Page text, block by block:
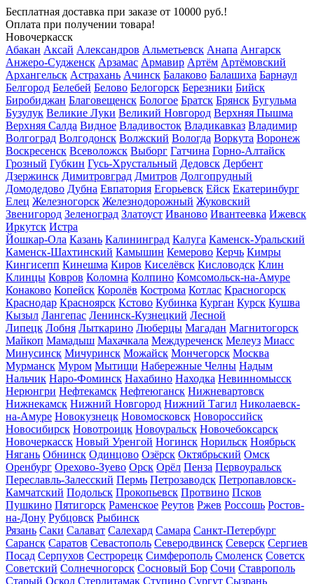
Бесплатная доставка при заказе от 10000 руб.!
Оплата при получении товара!
Новочеркасск
Абакан Аксай Александров Альметьевск Анапа Ангарск
Анжеро-Судженск Арзамас Армавир Артём Артёмовский
Архангельск Астрахань Ачинск Балаково Балашиха Барнаул
Белгород Белебей Белово Белогорск Березники Бийск
Биробиджан Благовещенск Бологое Братск Брянск Бугульма
Бузулук Великие Луки Великий Новгород Верхняя Пышма
Верхняя Салда Видное Владивосток Владикавказ Владимир
Волгоград Волгодонск Волжский Вологда Воркута Воронеж
Воскресенск Всеволожск Выборг Гатчина Горно-Алтайск
Грозный Губкин Гусь-Хрустальный Дедовск Дербент
Дзержинск Димитровград Дмитров Долгопрудный
Домодедово Дубна Евпатория Егорьевск Ейск Екатеринбург
Елец Железногорск Железнодорожный Жуковский
Звенигород Зеленоград Златоуст Иваново Ивантеевка Ижевск
Иркутск Истра
Йошкар-Ола Казань Калининград Калуга Каменск-Уральский
Каменск-Шахтинский Камышин Кемерово Керчь Кимры
Кингисепп Кинешма Киров Киселёвск Кисловодск Клин
Клинцы Ковров Коломна Колпино Комсомольск-на-Амуре
Конаково Копейск Королёв Кострома Котлас Красногорск
Краснодар Красноярск Кстово Кубинка Курган Курск Кушва
Кызыл Лангепас Ленинск-Кузнецкий Лесной
Липецк Лобня Лыткарино Люберцы Магадан Магнитогорск
Майкоп Мамадыш Махачкала Междуреченск Мелеуз Миасс
Минусинск Мичуринск Можайск Мончегорск Москва
Мурманск Муром Мытищи Набережные Челны Надым
Нальчик Наро-Фоминск Нахабино Находка Невинномысск
Нерюнгри Нефтекамск Нефтеюганск Нижневартовск
Нижнекамск Нижний Новгород Нижний Тагил Николаевск-
на-Амуре Новокузнецк Новомосковск Новороссийск
Новосибирск Новотроицк Новоуральск Новочебоксарск
Новочеркасск Новый Уренгой Ногинск Норильск Ноябрьск
Нягань Обнинск Одинцово Озёрск Октябрьский Омск
Оренбург Орехово-Зуево Орск Орёл Пенза Первоуральск
Переславль-Залесский Пермь Петрозаводск Петропавловск-
Камчатский Подольск Прокопьевск Протвино Псков
Пушкино Пятигорск Раменское Реутов Ржев Россошь Ростов-
на-Дону Рубцовск Рыбинск
Рязань Саки Салават Салехард Самара Санкт-Петербург
Саранск Саратов Севастополь Северодвинск Северск Сергиев
Посад Серпухов Сестрорецк Симферополь Смоленск Советск
Советский Солнечногорск Сосновый Бор Сочи Ставрополь
Старый Оскол Стерлитамак Ступино Сургут Сызрань